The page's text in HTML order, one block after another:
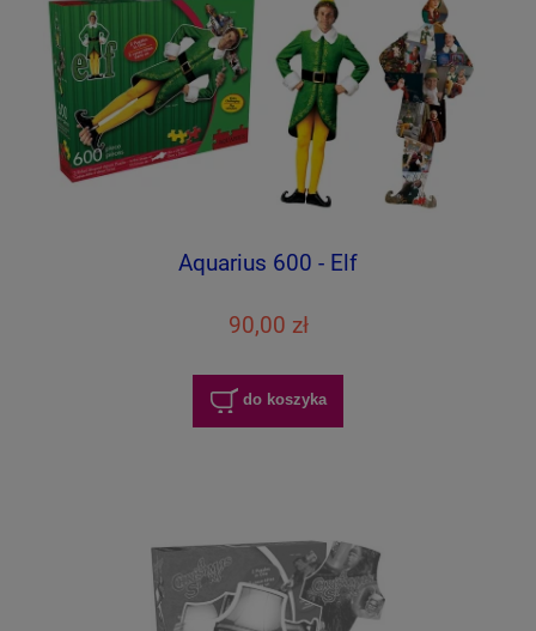
Aquarius 600 - Elf
90,00 zł
do koszyka